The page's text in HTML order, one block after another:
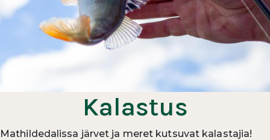
Kalastus
Mathildedalissa järvet ja meret kutsuvat kalastajia!